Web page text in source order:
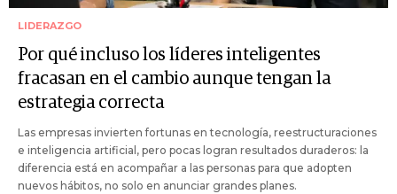
LIDERAZGO
Por qué incluso los líderes inteligentes
fracasan en el cambio aunque tengan la
estrategia correcta
Las empresas invierten fortunas en tecnología, reestructuraciones
e inteligencia artificial, pero pocas logran resultados duraderos: la
diferencia está en acompañar a las personas para que adopten
nuevos hábitos, no solo en anunciar grandes planes.